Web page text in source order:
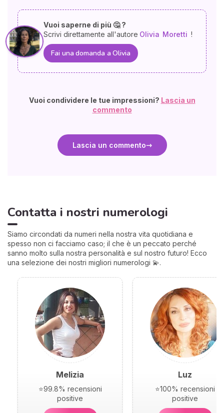
Vuoi saperne di più 🤔 ?
Scrivi direttamente all'autore Olivia Moretti !
Fai una domanda a Olivia
Vuoi condividere le tue impressioni? Lascia un
commento
Lascia un commento
Contatta i nostri numerologi
Siamo circondati da numeri nella nostra vita quotidiana e
spesso non ci facciamo caso; il che è un peccato perché
sanno molto sulla nostra personalità e sul nostro futuro! Ecco
una selezione dei nostri migliori numerologi 💫.
Melizia
⭐99.8% recensioni
positive
Luz
⭐100% recensioni
positive